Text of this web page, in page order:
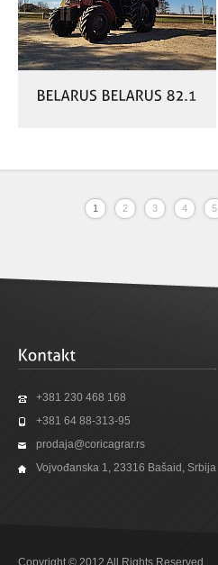
1 2 3 4 5
+381 230 468 168
+381 64 88-313-95
prodaja@coricagrar.rs
Vojvođanska 1, 23316 Bašaid, Srbija